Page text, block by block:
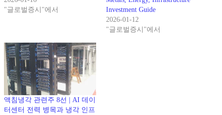
"글로벌증시"에서
Investment Guide
2026-01-12
"글로벌증시"에서
액침냉각 관련주 8선 | AI 데이
터센터 전력 병목과 냉각 인프